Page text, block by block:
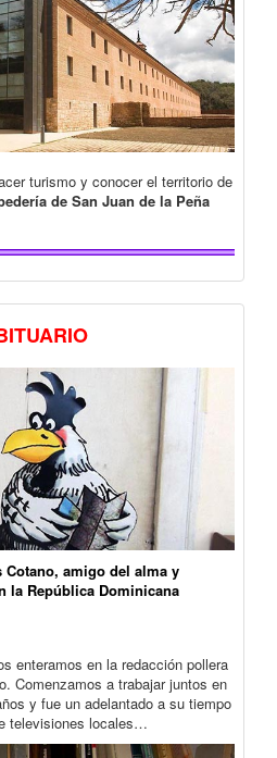
turismo y conocer el territorio de
de San Juan de la Peña
Cotano, amigo del alma y
la República Dominicana
en la redacción pollera
Comenzamos a trabajar juntos en
y fue un adelantado a su tiempo
televisiones locales…